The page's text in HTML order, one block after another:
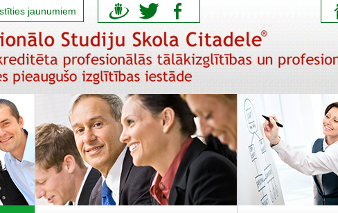
jaunumiem